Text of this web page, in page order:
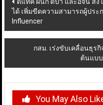
navigation
ดีแทค ผนึก ดีป้า และอีจัน ส่ง
ได้ เพิ่มขีดความสามารถผู้ประ
Influencer
กสม. เร่งขับเคลื่อนธุร
ต้นแบบ
You May Also